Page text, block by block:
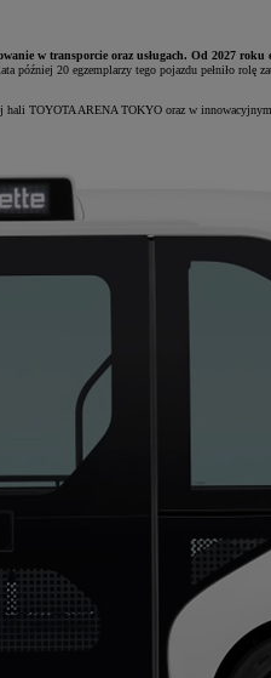
w transporcie oraz usługach. Od 2027 roku
20 egzemplarzy tego pojazdu pełniło rolę
hali TOYOTA ARENA TOKYO oraz w